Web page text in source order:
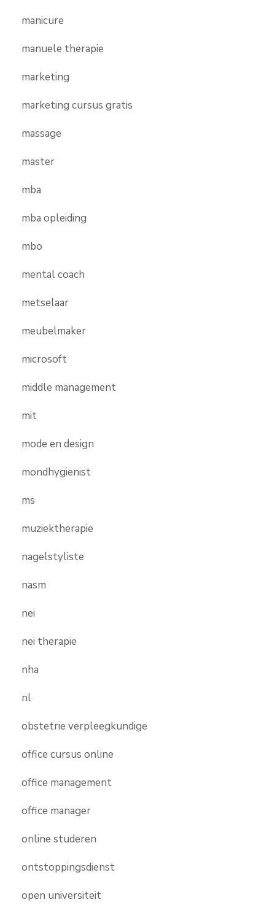
manicure
manuele therapie
marketing
marketing cursus gratis
massage
master
mba
mba opleiding
mbo
mental coach
metselaar
meubelmaker
microsoft
middle management
mit
mode en design
mondhygienist
ms
muziektherapie
nagelstyliste
nasm
nei
nei therapie
nha
nl
obstetrie verpleegkundige
office cursus online
office management
office manager
online studeren
ontstoppingsdienst
open universiteit